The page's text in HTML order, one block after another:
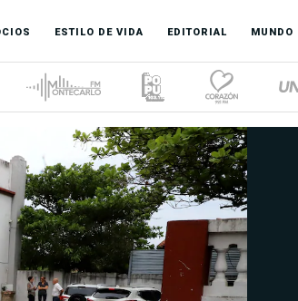
ESTILO DE VIDA EDITORIAL MUNDO